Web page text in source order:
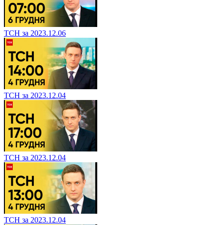
ТСН за 2023.12.06
ТСН за 2023.12.04
ТСН за 2023.12.04
ТСН за 2023.12.04